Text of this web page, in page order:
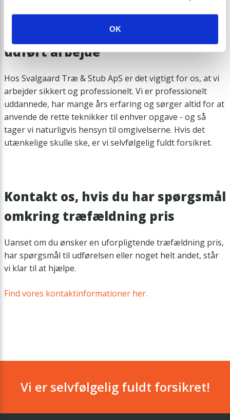
OK
Din garanti for professionelt
udført arbejde
Hos Svalgaard Træ & Stub ApS er det vigtigt for os, at vi
arbejder sikkert og professionelt. Vi er professionelt
uddannede, har mange års erfaring og sørger altid for at
anvende de rette teknikker til enhver opgave - og så
tager vi naturligvis hensyn til omgivelserne. Hvis det
utænkelige skulle ske, er vi selvfølgelig fuldt forsikret.
Kontakt os, hvis du har spørgsmål
omkring træfældning pris
Uanset om du ønsker en uforpligtende træfældning pris,
har spørgsmål til udførelsen eller noget helt andet, står
vi klar til at hjælpe.
Find vores kontaktinformationer her.
Vi er selvfølgelig fuldt forsikret!